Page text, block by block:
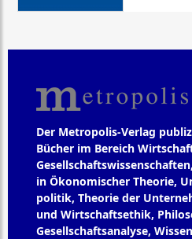
Der Metropolis-Verlag
Bücher im Bereich
in Ökonomischer Theorie,
politik, Theorie der
und Wirtschaftsethik,
Gesellschaftsanalyse,